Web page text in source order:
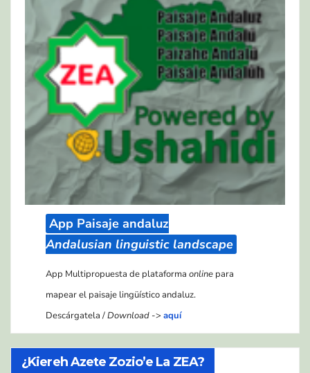
App Paisaje andaluz
Andalusian linguistic landscape
App Multipropuesta de plataformaonline para
mapear el paisaje lingüístico andaluz.
Descárgatela /Download ->aquí
¿Kiereh Azete Zozio’e La ZEA?